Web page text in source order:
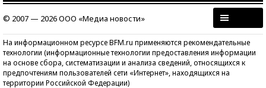
© 2007 — 2026 ООО «Медиа новости»
На информационном ресурсе BFM.ru применяются рекомендательные
технологии (информационные технологии предоставления информации
на основе сбора, систематизации и анализа сведений, относящихся к
предпочтениям пользователей сети «Интернет», находящихся на
территории Российской Федерации)